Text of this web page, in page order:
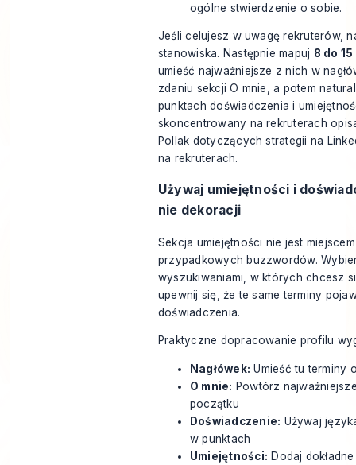
ogólne stwierdzenie o sobie.
Jeśli celujesz w uwagę rekruterów,
stanowiska. Następnie mapuj 8 do
umieść najważniejsze z nich w
zdaniu sekcji O mnie, a potem
punktach doświadczenia i
skoncentrowany na rekruterach
Pollak dotyczącychstrategii na
na rekruterach.
Używaj umiejętności i
nie dekoracji
Sekcja umiejętności nie jest
przypadkowych buzzwordów.
wyszukiwaniami, w których chcesz
upewnij się, że te same terminy
doświadczenia.
Praktyczne dopracowanie profilu
Nagłówek: Umieść tu terminy
O mnie: Powtórz
początku
Doświadczenie: Używaj
w punktach
Umiejętności: Dodaj